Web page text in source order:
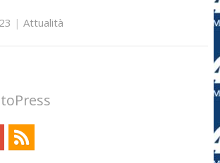
| Attualità